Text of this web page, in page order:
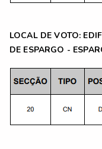
LOCAL DE VOTO:
DE ESPARGO -